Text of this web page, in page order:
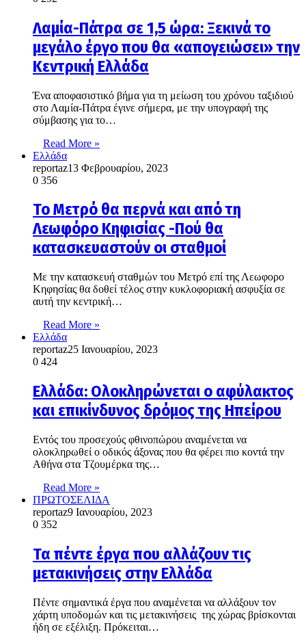
Λαμία-Πάτρα σε 1,5 ώρα: Ξεκινά το
μεγάλο έργο που θα «απογειώσει» την
Κεντρική Ελλάδα
Ένα αποφασιστικό βήμα για τη μείωση του χρόνου ταξιδιού
στο Λαμία-Πάτρα έγινε σήμερα, με την υπογραφή της
σύμβασης για το…
Read More »
Ελλάδα
reportaz13 Φεβρουαρίου, 2023
0 356
Το Μετρό θα περνά και από τη
Λεωφόρο Κηφισίας -Πού θα
κατασκευαστούν οι σταθμοί
Με την κατασκευή σταθμών του Μετρό επί της Λεωφορο
Κηφησίας θα δοθεί τέλος στην κυκλοφοριακή ασφυξία σε
αυτή την κεντρική…
Read More »
Ελλάδα
reportaz25 Ιανουαρίου, 2023
0 424
Ελλάδα: Ολοκληρώνεται ο αφύλακτος
και επικίνδυνος δρόμος της Ηπείρου
Εντός του προσεχούς φθινοπώρου αναμένεται να
ολοκληρωθεί ο οδικός άξονας που θα φέρει πιο κοντά την
Αθήνα στα Τζουμέρκα της…
Read More »
ΠΡΩΤΟΣΕΛΙΔΑ
reportaz9 Ιανουαρίου, 2023
0 352
Τα πέντε έργα που αλλάζουν τις
μετακινήσεις στην Ελλάδα
Πέντε σημαντικά έργα που αναμένεται να αλλάξουν τον
χάρτη υποδομών και τις μετακινήσεις της χώρας βρίσκονται
ήδη σε εξέλιξη. Πρόκειται…